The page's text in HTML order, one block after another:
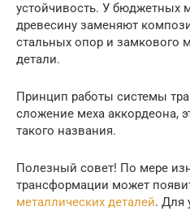
устойчивость. У бюджетных
древесину заменяют
стальных опор и
детали.
Принцип работы системы
сложение меха аккордеона,
такого названия.
Полезный совет! По мере
трансформации может
металлических деталей. Для